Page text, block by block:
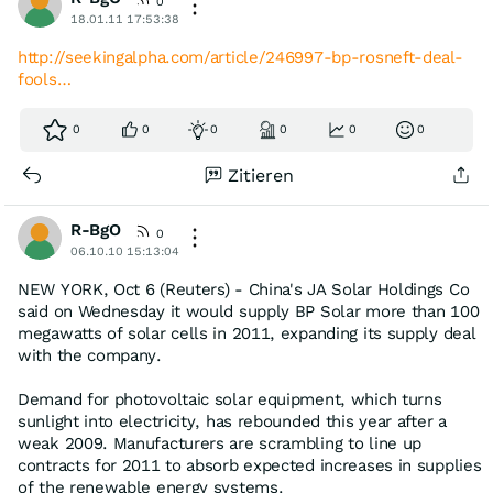
18.01.11 17:53:38
http://seekingalpha.com/article/246997-bp-rosneft-deal-
fools…
0 0 0 0 0 0
Zitieren
R-BgO
0
06.10.10 15:13:04
NEW YORK, Oct 6 (Reuters) - China's JA Solar Holdings Co
said on Wednesday it would supply BP Solar more than 100
megawatts of solar cells in 2011, expanding its supply deal
with the company.
Demand for photovoltaic solar equipment, which turns
sunlight into electricity, has rebounded this year after a
weak 2009. Manufacturers are scrambling to line up
contracts for 2011 to absorb expected increases in supplies
of the renewable energy systems.